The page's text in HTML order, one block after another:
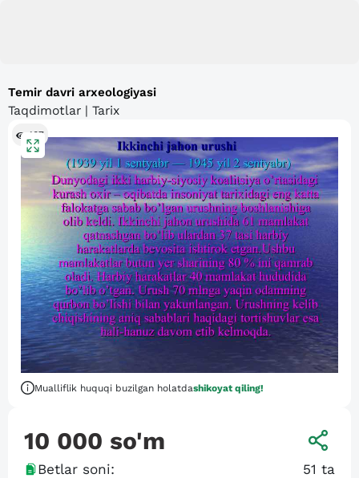
Temir davri arxeologiyasi
Taqdimotlar | Tarix
107
Mualliflik huquqi buzilgan holatdashikoyat qiling!
10 000 so'm
Betlar soni: 51 ta